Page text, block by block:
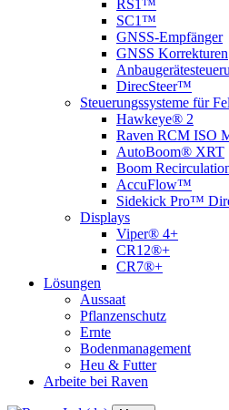
RS1™
SC1™
GNSS-Empfänger
GNSS Korrekturen
DirecSteer™
Steuerungssysteme für
Hawkeye® 2
Raven RCM ISO
AutoBoom® XRT
Boom
AccuFlow™
Sidekick Pro™
Displays
Viper® 4+
CR12®+
CR7®+
Lösungen
Aussaat
Pflanzenschutz
Ernte
Bodenmanagement
Heu & Futter
Arbeite bei Raven